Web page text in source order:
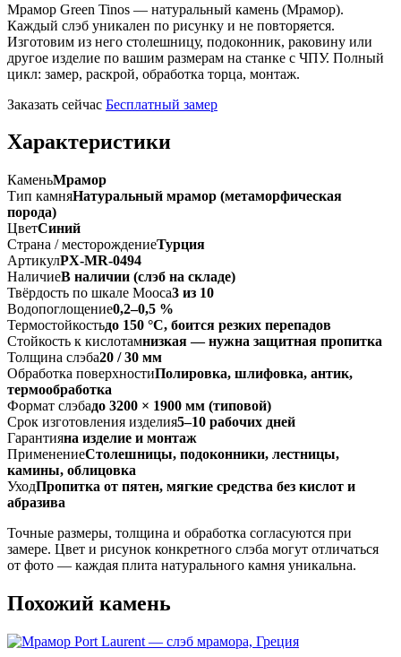
Мрамор Green Tinos — натуральный камень (Мрамор).
Каждый слэб уникален по рисунку и не повторяется.
Изготовим из него столешницу, подоконник, раковину или
другое изделие по вашим размерам на станке с ЧПУ. Полный
цикл: замер, раскрой, обработка торца, монтаж.
Заказать сейчас Бесплатный замер
Характеристики
КаменьМрамор
Тип камняНатуральный мрамор (метаморфическая
порода)
ЦветСиний
Страна / месторождениеТурция
АртикулPX-MR-0494
НаличиеВ наличии (слэб на складе)
Твёрдость по шкале Мооса3 из 10
Водопоглощение0,2–0,5 %
Термостойкостьдо 150 °C, боится резких перепадов
Стойкость к кислотамнизкая — нужна защитная пропитка
Толщина слэба20 / 30 мм
Обработка поверхностиПолировка, шлифовка, антик,
термообработка
Формат слэбадо 3200 × 1900 мм (типовой)
Срок изготовления изделия5–10 рабочих дней
Гарантияна изделие и монтаж
ПрименениеСтолешницы, подоконники, лестницы,
камины, облицовка
УходПропитка от пятен, мягкие средства без кислот и
абразива
Точные размеры, толщина и обработка согласуются при
замере. Цвет и рисунок конкретного слэба могут отличаться
от фото — каждая плита натурального камня уникальна.
Похожий камень